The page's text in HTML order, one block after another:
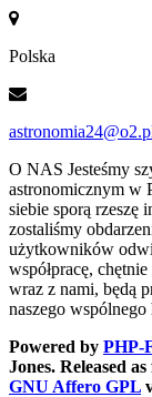
Polska
O NAS Jesteśmy
astronomicznym w
siebie sporą rzeszę
zostaliśmy
użytkowników
współpracę,
wraz z nami, będą
naszego wspólnego
Powered by PHP-
Jones. Released
GNU Affero GPL